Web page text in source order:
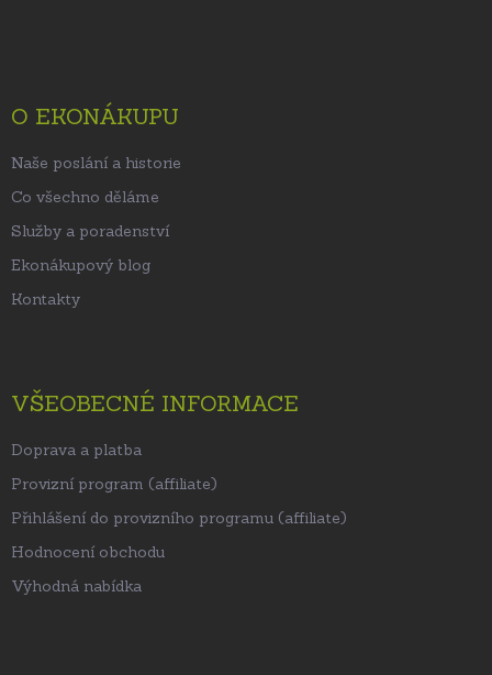
O EKONÁKUPU
Naše poslání a historie
Co všechno děláme
Služby a poradenství
Ekonákupový blog
Kontakty
VŠEOBECNÉ INFORMACE
Doprava a platba
Provizní program (affiliate)
Přihlášení do provizního programu (affiliate)
Hodnocení obchodu
Výhodná nabídka